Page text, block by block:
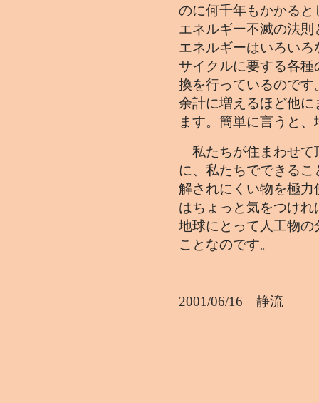
のに何千年もかかる
エネルギー不滅の法
エネルギーはいろい
サイクルに要する各
換を行っているので
余計に増えるほど他
ます。簡単に言うと
私たちが住まわせて
に、私たちでできる
解されにくい物を極
はちょっと気をつけ
地球にとって人工物
ことなのです。
2001/06/16 静流